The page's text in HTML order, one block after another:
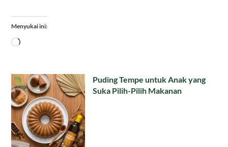
Menyukai ini:
Memuat...
Puding Tempe untuk Anak yang
Suka Pilih-Pilih Makanan